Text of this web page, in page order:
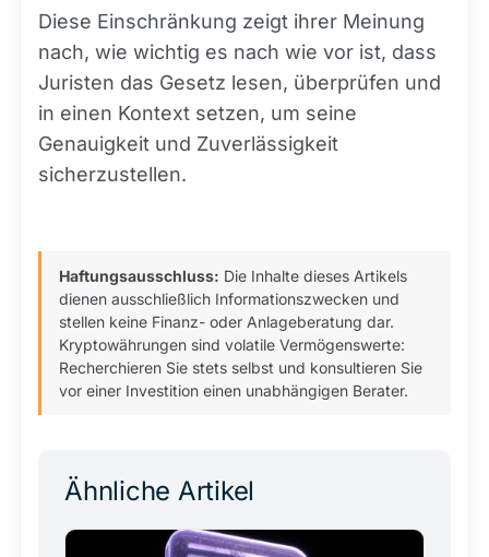
Diese Einschränkung zeigt ihrer Meinung
nach, wie wichtig es nach wie vor ist, dass
Juristen das Gesetz lesen, überprüfen und
in einen Kontext setzen, um seine
Genauigkeit und Zuverlässigkeit
sicherzustellen.
Haftungsausschluss: Die Inhalte dieses Artikels
dienen ausschließlich Informationszwecken und
stellen keine Finanz- oder Anlageberatung dar.
Kryptowährungen sind volatile Vermögenswerte:
Recherchieren Sie stets selbst und konsultieren Sie
vor einer Investition einen unabhängigen Berater.
Ähnliche Artikel